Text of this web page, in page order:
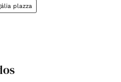
plazza